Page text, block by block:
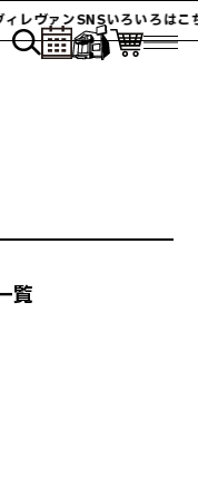
ィレヴァンSNSいろいろはこ
覧